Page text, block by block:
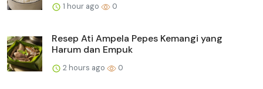
1 hour ago 0
Resep Ati Ampela Pepes Kemangi yang
Harum dan Empuk
2 hours ago 0